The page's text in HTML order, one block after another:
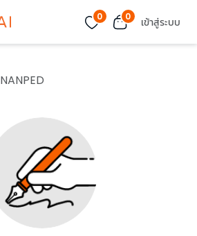
0 0 เข้าสู่ระบบ
NANPED